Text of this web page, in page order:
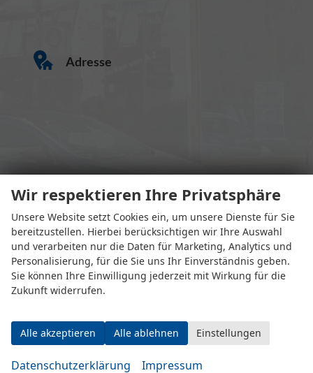
Adresse
83278 Traunstein
Öffnungszeiten
10:00-19:00 Uhr
Wir respektieren Ihre Privatsphäre
Unsere Website setzt Cookies ein, um unsere Dienste für Sie
bereitzustellen. Hierbei berücksichtigen wir Ihre Auswahl
und verarbeiten nur die Daten für Marketing, Analytics und
Personalisierung, für die Sie uns Ihr Einverständnis geben.
Sie können Ihre Einwilligung jederzeit mit Wirkung für die
Zukunft widerrufen.
Alle akzeptieren Alle ablehnen Einstellungen
Datenschutzerklärung Impressum